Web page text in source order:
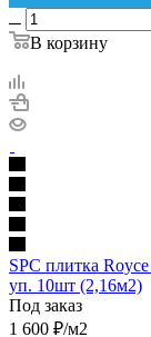
В корзину
SPC плитка
уп. 10шт (2,16м2)
Под заказ
1 600 ₽/м2